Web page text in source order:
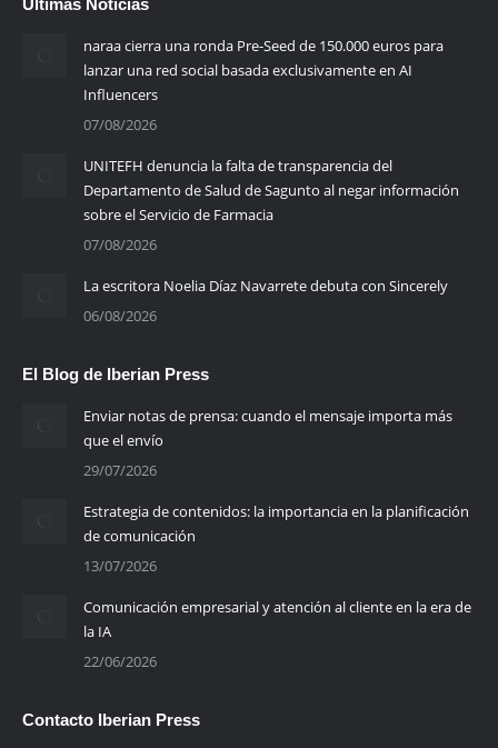
naraa cierra una ronda Pre-Seed de 150.000 euros para
lanzar una red social basada exclusivamente en AI
Influencers
07/08/2026
UNITEFH denuncia la falta de transparencia del
Departamento de Salud de Sagunto al negar información
sobre el Servicio de Farmacia
07/08/2026
La escritora Noelia Díaz Navarrete debuta con Sincerely
06/08/2026
El Blog de Iberian Press
Enviar notas de prensa: cuando el mensaje importa más
que el envío
29/07/2026
Estrategia de contenidos: la importancia en la planificación
de comunicación
13/07/2026
Comunicación empresarial y atención al cliente en la era de
la IA
22/06/2026
Contacto Iberian Press